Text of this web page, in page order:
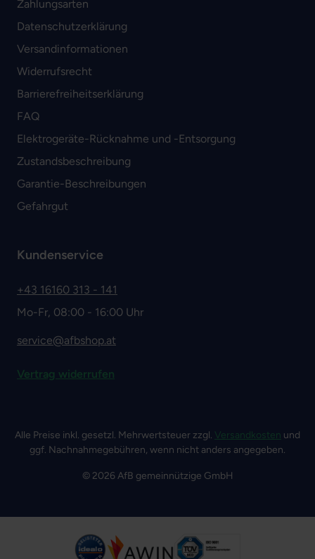
Zahlungsarten
Datenschutzerklärung
Versandinformationen
Widerrufsrecht
Barrierefreiheitserklärung
FAQ
Elektrogeräte-Rücknahme und -Entsorgung
Zustandsbeschreibung
Garantie-Beschreibungen
Gefahrgut
Kundenservice
+43 16160 313 - 141
Mo-Fr, 08:00 - 16:00 Uhr
service@afbshop.at
Vertrag widerrufen
Alle Preise inkl. gesetzl. Mehrwertsteuer zzgl. Versandkosten und
ggf. Nachnahmegebühren, wenn nicht anders angegeben.
© 2026 AfB gemeinnützige GmbH